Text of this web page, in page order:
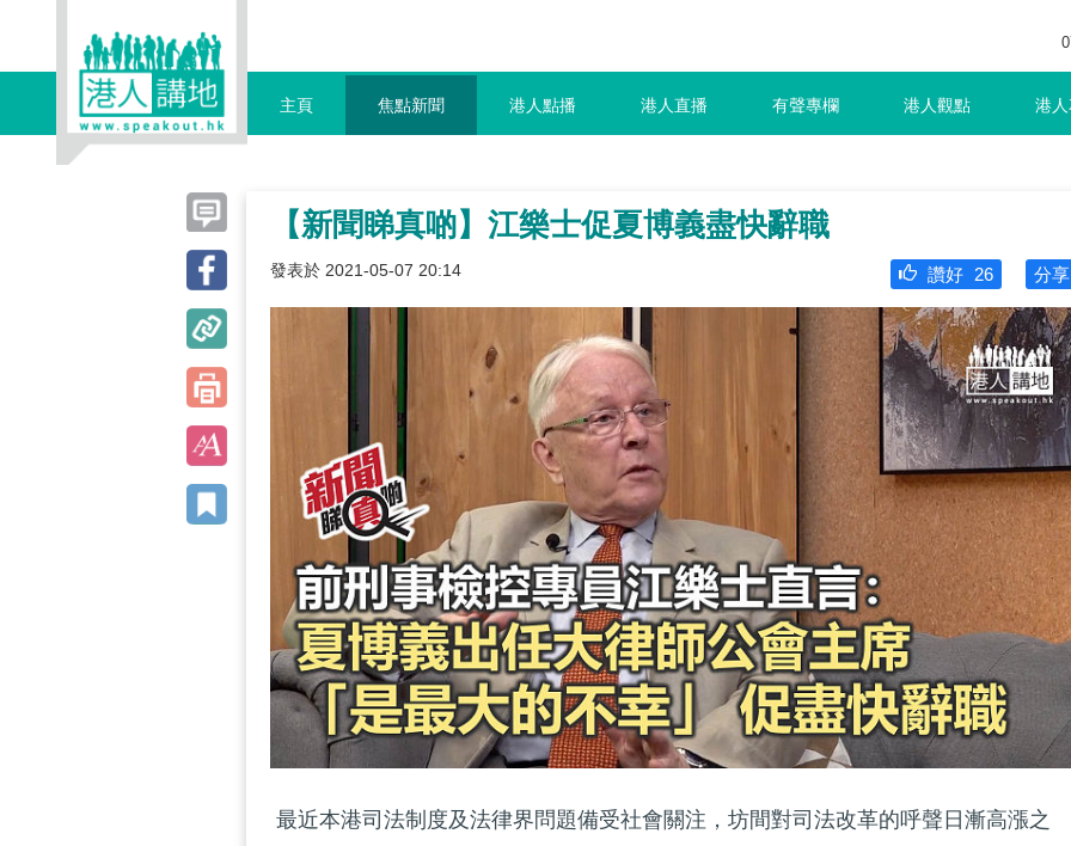
主頁 焦點新聞 港人點播 港人直播 有聲專欄 港人觀點 港
【新聞睇真啲】江樂士促夏博義盡快辭職
發表於 2021-05-07 20:14 分享
讚好 26
最近本港司法制度及法律界問題備受社會關注，坊間對司法改革的呼聲日漸高漲之